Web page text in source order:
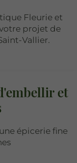
Fleurie et
projet de
Vallier.
et
épicerie fine